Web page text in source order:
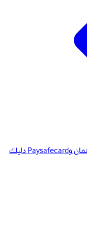
أفضل مواقع الكازينو التي تقبل بطاقات الائتمان وPaysafecard دليلك